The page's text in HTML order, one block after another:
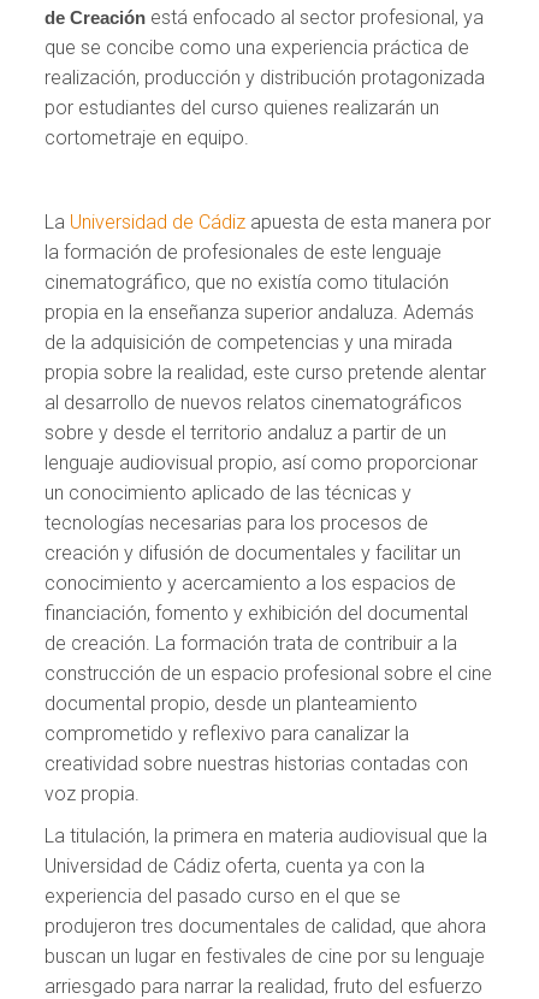
de Creación está enfocado al sector profesional, ya
que se concibe como una experiencia práctica de
realización, producción y distribución protagonizada
por estudiantes del curso quienes realizarán un
cortometraje en equipo.
La Universidad de Cádiz apuesta de esta manera por
la formación de profesionales de este lenguaje
cinematográfico, que no existía como titulación
propia en la enseñanza superior andaluza. Además
de la adquisición de competencias y una mirada
propia sobre la realidad, este curso pretende alentar
al desarrollo de nuevos relatos cinematográficos
sobre y desde el territorio andaluz a partir de un
lenguaje audiovisual propio, así como proporcionar
un conocimiento aplicado de las técnicas y
tecnologías necesarias para los procesos de
creación y difusión de documentales y facilitar un
conocimiento y acercamiento a los espacios de
financiación, fomento y exhibición del documental
de creación. La formación trata de contribuir a la
construcción de un espacio profesional sobre el cine
documental propio, desde un planteamiento
comprometido y reflexivo para canalizar la
creatividad sobre nuestras historias contadas con
voz propia.
La titulación, la primera en materia audiovisual que la
Universidad de Cádiz oferta, cuenta ya con la
experiencia del pasado curso en el que se
produjeron tres documentales de calidad, que ahora
buscan un lugar en festivales de cine por su lenguaje
arriesgado para narrar la realidad, fruto del esfuerzo